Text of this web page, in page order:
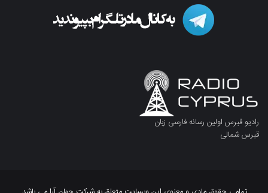
رادیو قبرس اولین رسانه فارسی زبان
قبرس شمالی